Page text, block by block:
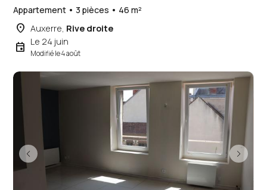
Appartement • 3 pièces • 46 m²
place Auxerre, Rive droite
event Le 24 juin
Modifié le 4 août